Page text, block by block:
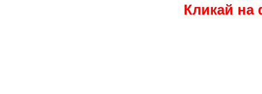
Кликай на